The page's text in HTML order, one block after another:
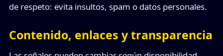
de respeto: evita insultos, spam o datos personales.
Contenido, enlaces y transparencia